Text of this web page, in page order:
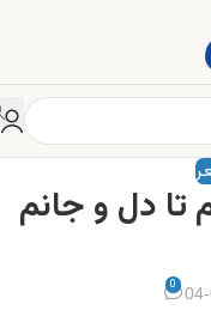
تا دل و جانم
0